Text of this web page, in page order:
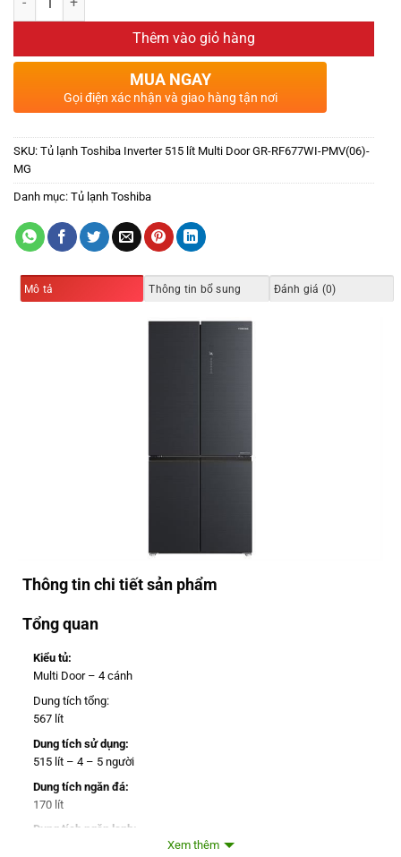
Thêm vào giỏ hàng
MUA NGAY
Gọi điện xác nhận và giao hàng tận nơi
SKU: Tủ lạnh Toshiba Inverter 515 lít Multi Door GR-RF677WI-PMV(06)-
MG
Danh mục: Tủ lạnh Toshiba
Mô tả Thông tin bổ sung Đánh giá (0)
Thông tin chi tiết sản phẩm
Tổng quan
Kiểu tủ:
Multi Door – 4 cánh
Dung tích tổng:
567 lít
Dung tích sử dụng:
515 lít – 4 – 5 người
Dung tích ngăn đá:
170 lít
Dung tích ngăn lạnh:
Xem thêm